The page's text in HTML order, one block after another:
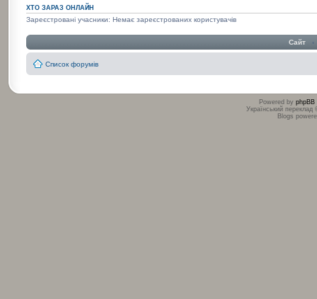
ХТО ЗАРАЗ ОНЛАЙН
Зареєстровані учасники: Немає зареєстрованих користувачів
Сайт ‹
Список форумів
Powered by phpBB
Український
Blogs